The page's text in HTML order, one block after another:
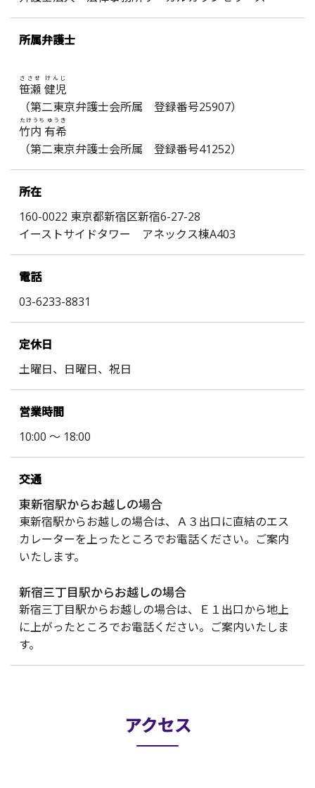
所属弁護士
笹瀬 健児
ささせ けんじ
（第二東京弁護士会所属 登録番号25907）
竹内 有希
たけうち ゆうき
（第二東京弁護士会所属 登録番号41252）
所在
160-0022 東京都新宿区新宿6-27-28
イーストサイドタワー アネックス棟A403
電話
03-6233-8831
定休日
土曜日、日曜日、祝日
営業時間
10:00 〜 18:00
交通
東新宿駅からお越しの場合
東新宿駅からお越しの場合は、Ａ３出口に直結のエス
カレーターを上ったところでお電話ください。ご案内
いたします。
新宿三丁目駅からお越しの場合
新宿三丁目駅からお越しの場合は、Ｅ１出口から地上
に上がったところでお電話ください。ご案内いたしま
す。
アクセス